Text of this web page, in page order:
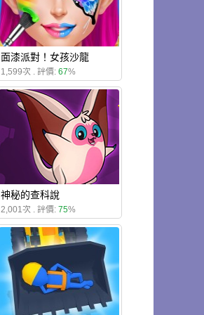
面漆派對！女孩沙龍
1,599次 . 評價: 67%
神秘的查科說
2,001次 . 評價: 75%